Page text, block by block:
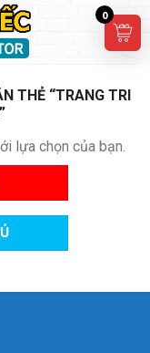
THẺ “TRANG TRI
lựa chọn của bạn.
0